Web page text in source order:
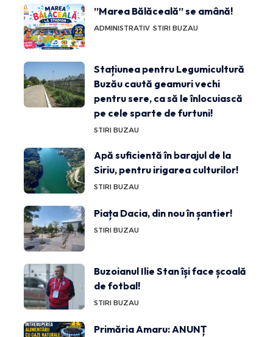
”Marea Bălăceală” se amână!
ADMINISTRATIV STIRI BUZAU
Stațiunea pentru Legumicultură
Buzău caută geamuri vechi
pentru sere, ca să le înlocuiască
pe cele sparte de furtuni!
STIRI BUZAU
Apă suficientă în barajul de la
Siriu, pentru irigarea culturilor!
STIRI BUZAU
Piața Dacia, din nou în șantier!
STIRI BUZAU
Buzoianul Ilie Stan își face școală
de fotbal!
STIRI BUZAU
Primăria Amaru: ANUNȚ